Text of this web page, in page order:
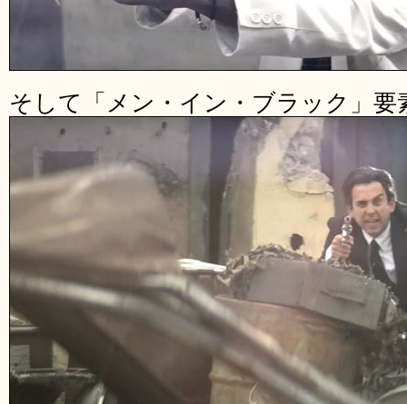
そして「メン・イン・ブラック」要